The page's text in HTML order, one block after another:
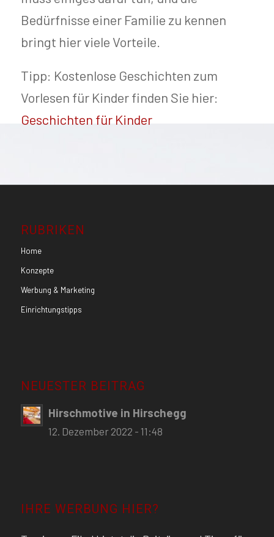
Bedürfnisse einer Familie zu kennen
bringt hier viele Vorteile.
Tipp: Kostenlose Geschichten zum
Vorlesen für Kinder finden Sie hier:
Geschichten für Kinder
RUBRIKEN
Home
Konzepte
Werbung & Marketing
Einrichtungstipps
NEUESTER BEITRAG
Hirschmotive in Hirschegg
12. Dezember 2022 - 11:48
IHRE WERBUNG HIER?